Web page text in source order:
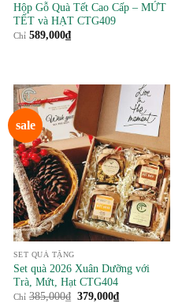
Hộp Gỗ Quà Tết Cao Cấp – MỨT
TẾT và HẠT CTG409
Chỉ 589,000₫
sale
SET QUÀ TẶNG
Set quà 2026 Xuân Dưỡng với
Trà, Mứt, Hạt CTG404
Chỉ 385,000₫ Giá
379,000₫Giá